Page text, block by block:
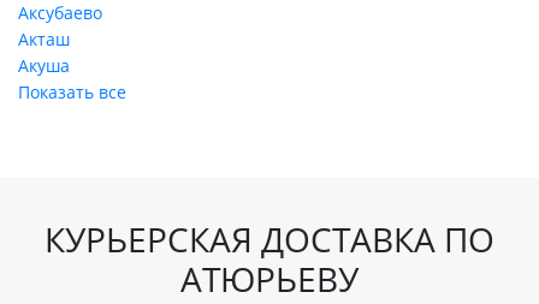
Аксубаево
Акташ
Акуша
Показать все
КУРЬЕРСКАЯ ДОСТАВКА ПО
АТЮРЬЕВУ